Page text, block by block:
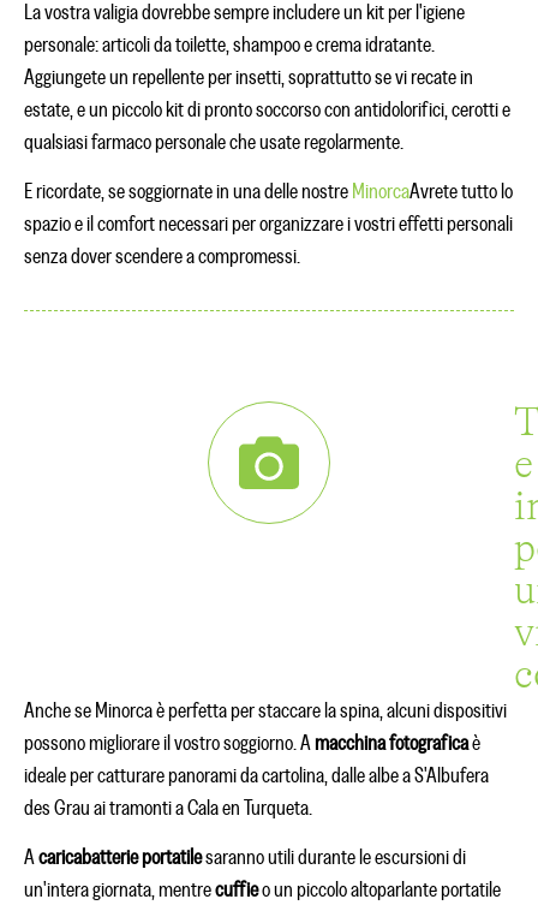
La vostra valigia dovrebbe sempre includere un kit per l'igiene
personale: articoli da toilette, shampoo e crema idratante.
Aggiungete un repellente per insetti, soprattutto se vi recate in
estate, e un piccolo kit di pronto soccorso con antidolorifici, cerotti e
qualsiasi farmaco personale che usate regolarmente.
E ricordate, se soggiornate in una delle nostre MinorcaAvrete tutto lo
spazio e il comfort necessari per organizzare i vostri effetti personali
senza dover scendere a compromessi.
e
Anche se Minorca è perfetta per staccare la spina, alcuni dispositivi
possono migliorare il vostro soggiorno. Amacchina fotograficaè
ideale per catturare panorami da cartolina, dalle albe a S'Albufera
des Grau ai tramonti a Cala en Turqueta.
Acaricabatterie portatilesaranno utili durante le escursioni di
un'intera giornata, mentrecuffieo un piccolo altoparlante portatile